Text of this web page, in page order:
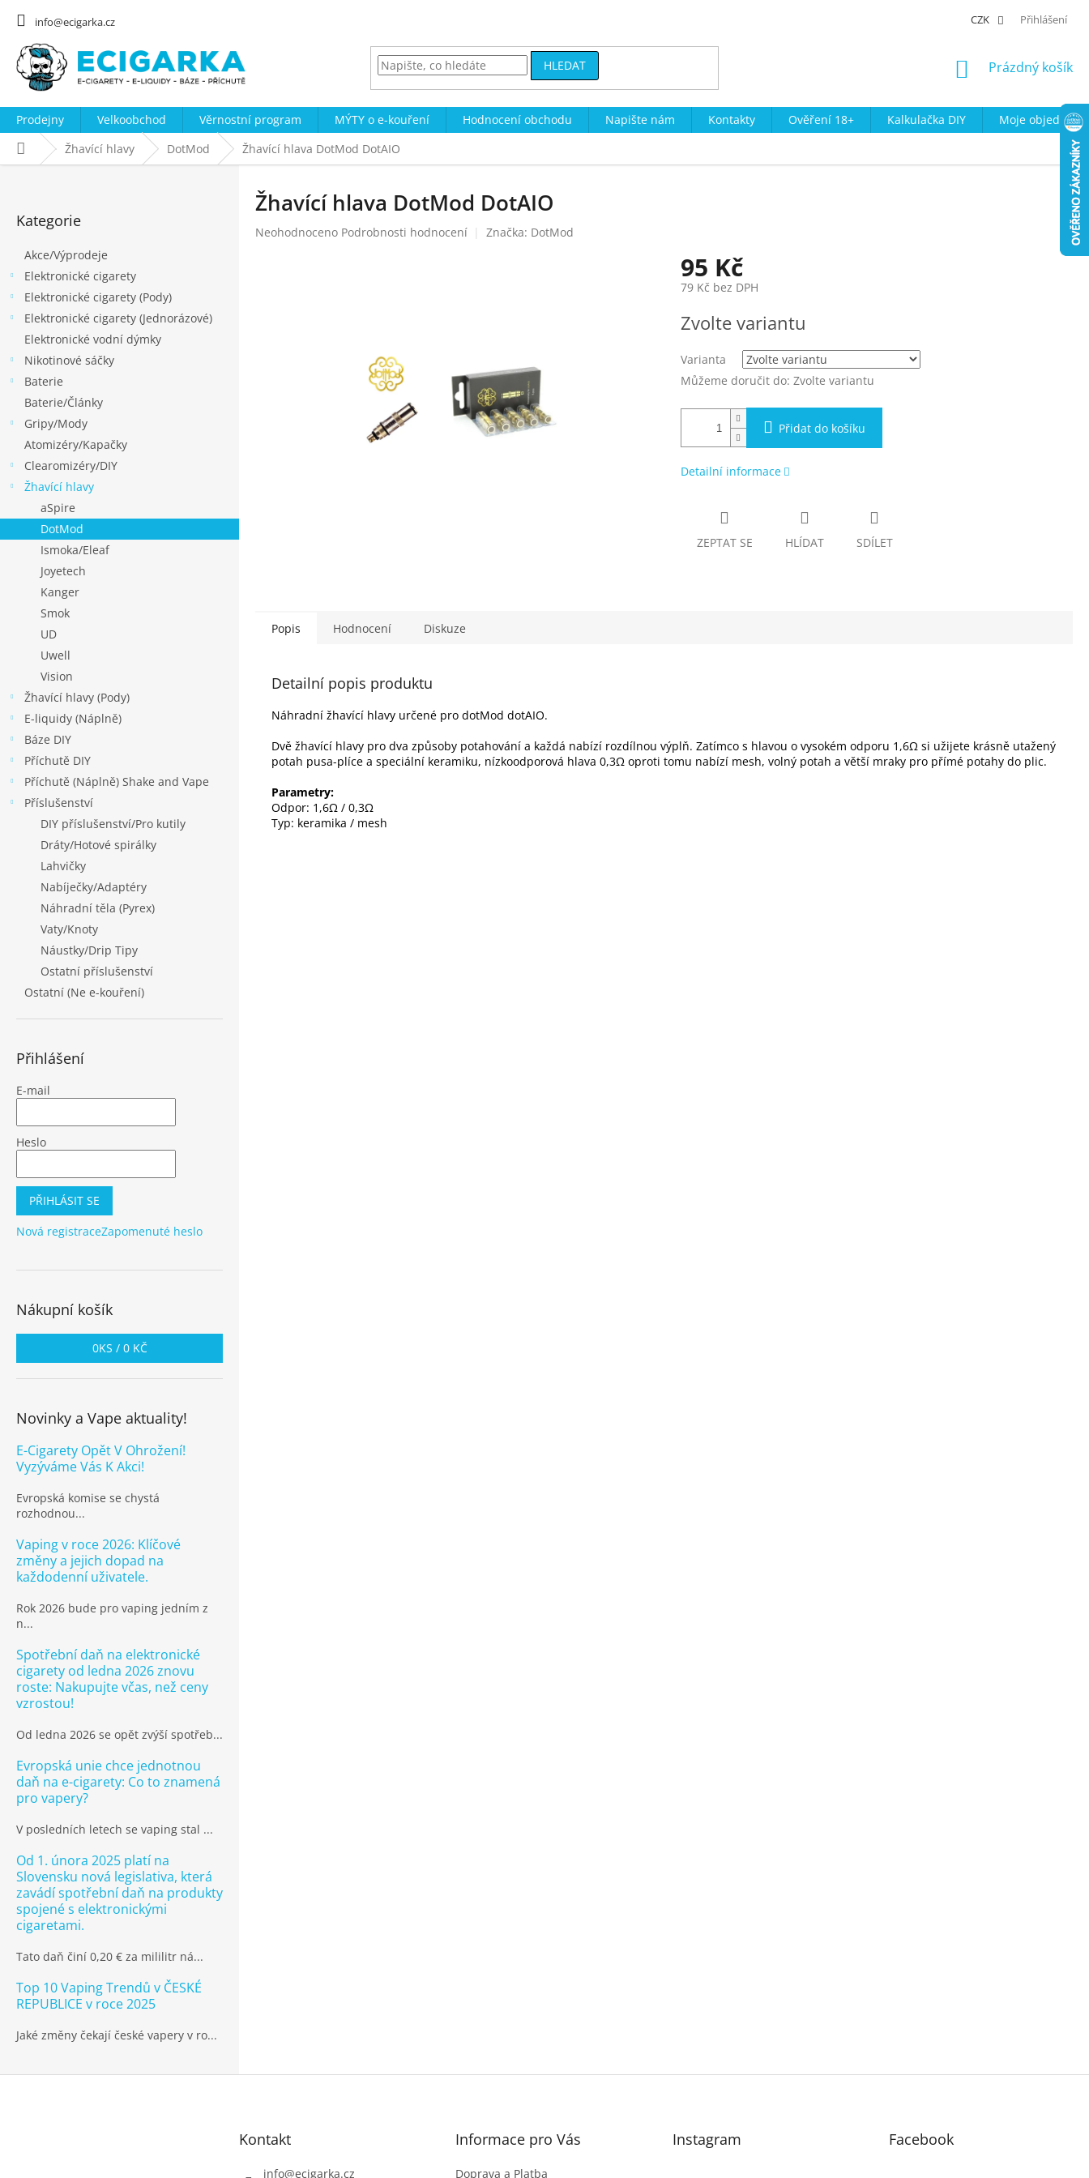
info@ecigarka.cz CZK Přihlášení
HLEDAT
NÁKUPNÍ
Prázdný košík
Prodejny Velkoobchod Věrnostní program MÝTY o e-kouření Hodnocení obchodu Napište nám Kontakty Ověření 18+ Kalkulačka DIY
Moje
Domů Žhavící hlavy DotMod Žhavící hlava DotMod DotAIO
kategorie
Kategorie
Akce/Výprodeje
Elektronické cigarety
Elektronické cigarety (Pody)
Elektronické cigarety (Jednorázové)
Elektronické vodní dýmky
Nikotinové sáčky
Baterie
Baterie/Články
Gripy/Mody
Atomizéry/Kapačky
Clearomizéry/DIY
Žhavící hlavy
aSpire
DotMod
Ismoka/Eleaf
Joyetech
Kanger
Smok
UD
Uwell
Vision
Žhavící hlavy (Pody)
E-liquidy (Náplně)
Báze DIY
Příchutě DIY
Příchutě (Náplně) Shake and Vape
Příslušenství
DIY příslušenství/Pro kutily
Dráty/Hotové spirálky
Lahvičky
Nabíječky/Adaptéry
Náhradní těla (Pyrex)
Vaty/Knoty
Náustky/Drip Tipy
Ostatní příslušenství
Ostatní (Ne e-kouření)
Přihlášení
E-mail
Heslo
PŘIHLÁSIT SE
Nová registraceZapomenuté heslo
Nákupní košík
0KS / 0 KČ
Novinky a Vape aktuality!
E-Cigarety Opět V Ohrožení!
Vyzýváme Vás K Akci!
Evropská komise se chystá
rozhodnou...
Vaping v roce 2026: Klíčové
změny a jejich dopad na
každodenní uživatele.
Rok 2026 bude pro vaping jedním z
n...
Spotřební daň na elektronické
cigarety od ledna 2026 znovu
roste: Nakupujte včas, než ceny
vzrostou!
Od ledna 2026 se opět zvýší spotřeb...
Evropská unie chce jednotnou
daň na e-cigarety: Co to znamená
pro vapery?
V posledních letech se vaping stal ...
Od 1. února 2025 platí na
Slovensku nová legislativa, která
zavádí spotřební daň na produkty
spojené s elektronickými
cigaretami.
Tato daň činí 0,20 € za mililitr ná...
Top 10 Vaping Trendů v ČESKÉ
REPUBLICE v roce 2025
Jaké změny čekají české vapery v ro...
Žhavící hlava DotMod DotAIO
Průměrné
Neohodnoceno Podrobnosti hodnocení Značka: DotMod
95 Kč
79 Kč bez DPH
cena:
Zvolte variantu
Varianta
Můžeme doručit do: Zvolte variantu
Přidat do košíku
Detailní informace
ZEPTAT SE HLÍDAT SDÍLET
Popis Hodnocení Diskuze
Detailní popis produktu
Náhradní žhavící hlavy určené pro dotMod dotAIO.
Dvě žhavící hlavy pro dva způsoby potahování a každá nabízí rozdílnou výplň. Zatímco s hlavou o vysokém odporu 1,6Ω si užijete krásně utažený
potah pusa-plíce a speciální keramiku, nízkoodporová hlava 0,3Ω oproti tomu nabízí mesh, volný potah a větší mraky pro přímé potahy do plic.
Parametry:
Odpor: 1,6Ω / 0,3Ω
Typ: keramika / mesh
Kontakt
info@ecigarka.cz
Informace pro Vás
Doprava a Platba
Instagram Facebook